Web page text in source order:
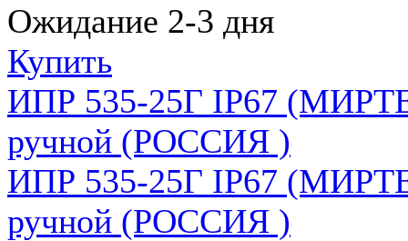
Ожидание 2-3 дня
Купить
ИПР 535-25Г IP67
ручной (РОССИЯ )
ИПР 535-25Г IP67
ручной (РОССИЯ )